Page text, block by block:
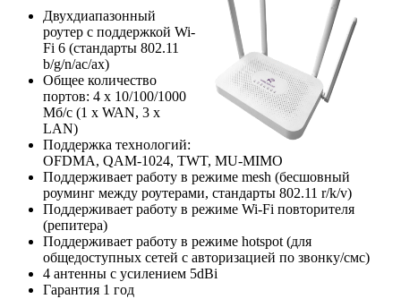
Двухдиапазонный
роутер с поддержкой Wi-
Fi 6 (стандарты 802.11
b/g/n/ac/ax)
Общее количество
портов: 4 х 10/100/1000
Мб/с (1 x WAN, 3 x
LAN)
Поддержка технологий:
OFDMA, QAM-1024, TWT, MU-MIMO
Поддерживает работу в режиме mesh (бесшовный
роуминг между роутерами, стандарты 802.11 r/k/v)
Поддерживает работу в режиме Wi-Fi повторителя
(репитера)
Поддерживает работу в режиме hotspot (для
общедоступных сетей с авторизацией по звонку/смс)
4 антенны с усилением 5dBi
Гарантия 1 год